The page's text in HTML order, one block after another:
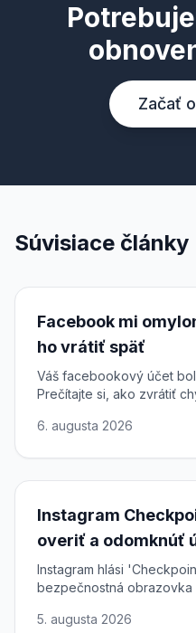
Začať
Súvisiace články
Facebook mi
ho vrátiť späť
Váš facebookový účet
Prečítajte si, ako zvrátiť
6. augusta 2026
Instagram
overiť a odomknúť
Instagram hlási
bezpečnostná obrazovka
prístup.
5. augusta 2026